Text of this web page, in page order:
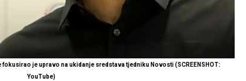
je upravo na ukidanje sredstava tjedniku Novosti (SCREENSHOT:
YouTube)